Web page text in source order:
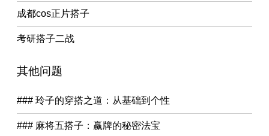
成都cos正片搭子
考研搭子二战
其他问题
### 玲子的穿搭之道：从基础到个性
### 麻将五搭子：赢牌的秘密法宝